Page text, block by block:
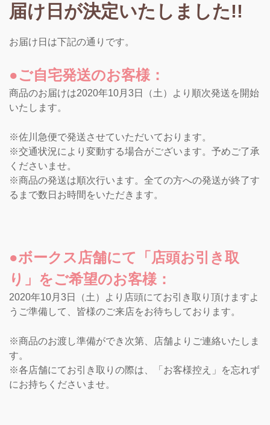
届け日が決定いたしました!!
お届け日は下記の通りです。
●ご自宅発送のお客様：
商品のお届けは2020年10月3日（土）より順次発送を開始
いたします。
※佐川急便で発送させていただいております。
※交通状況により変動する場合がございます。予めご了承
くださいませ。
※商品の発送は順次行います。全ての方への発送が終了す
るまで数日お時間をいただきます。
●ボークス店舗にて「店頭お引き取
り」をご希望のお客様：
2020年10月3日（土）より店頭にてお引き取り頂けますよ
うご準備して、皆様のご来店をお待ちしております。
※商品のお渡し準備ができ次第、店舗よりご連絡いたしま
す。
※各店舗にてお引き取りの際は、「お客様控え」を忘れず
にお持ちくださいませ。